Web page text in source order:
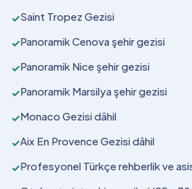
✓Saint Tropez Gezisi
✓Panoramik Cenova şehir gezisi
✓Panoramik Nice şehir gezisi
✓Panoramik Marsilya şehir gezisi
✓Monaco Gezisi dâhil
✓Aix En Provence Gezisi dâhil
✓Profesyonel Türkçe rehberlik ve